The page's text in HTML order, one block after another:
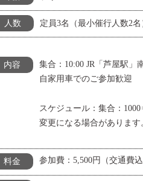
人数 定員3名（最小催行人数2名
内容
集合：10:00 JR「芦屋駅」
自家用車でのご参加歓迎
スケジュール：集合：
変更になる場合があります
料金 参加費：5,500円（交通費